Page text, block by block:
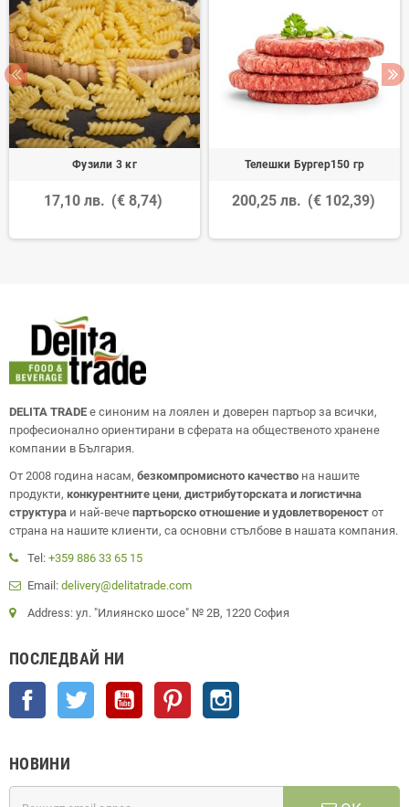
Фузили 3 кг
17,10 лв. (€ 8,74)
Телешки Бургер150 гр
200,25 лв. (€ 102,39)
DELITA TRADE е синоним на лоялен и доверен партьор за всички,
професионално ориентирани в сферата на общественото хранене
компании в България.
От 2008 година насам, безкомпромисното качество на нашите
продукти, конкурентните цени, дистрибуторската и логистична
структура и най-вече партьорско отношение и удовлетвореност от
страна на нашите клиенти, са основни стълбове в нашата компания.
Tel: +359 886 33 65 15
Email: delivery@delitatrade.com
Address: ул. "Илиянско шосе" № 2В, 1220 София
ПОСЛЕДВАЙ НИ
Facebook Twitter YouTube Pinterest
НОВИНИ